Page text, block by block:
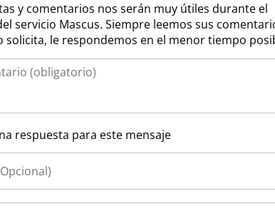
y comentarios nos serán muy útiles durante el
servicio Mascus. Siempre leemos sus
solicita, le respondemos en el menor tiempo
respuesta para este mensaje